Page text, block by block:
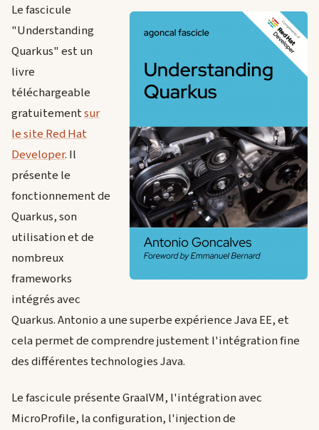
Le fascicule
"Understanding
Quarkus" est un
livre
téléchargeable
gratuitementsur
le site Red Hat
Developer. Il
présente le
fonctionnement de
Quarkus, son
utilisation et de
nombreux
frameworks
intégrés avec
Quarkus. Antonio a une superbe expérience Java EE, et
cela permet de comprendre justement l'intégration fine
des différentes technologies Java.
Le fascicule présente GraalVM, l'intégration avec
MicroProfile, la configuration, l'injection de